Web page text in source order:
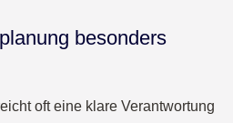
besonders
oft eine klare Verantwortung